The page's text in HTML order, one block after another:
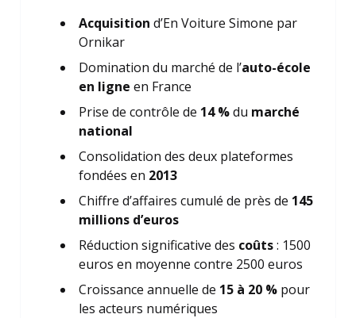
Acquisition d’En Voiture Simone par
Ornikar
Domination du marché de l’auto-école
en ligne en France
Prise de contrôle de 14 %du marché
national
Consolidation des deux plateformes
fondées en 2013
Chiffre d’affaires cumulé de près de 145
millions d’euros
Réduction significative des coûts: 1500
euros en moyenne contre 2500 euros
Croissance annuelle de 15 à 20 % pour
les acteurs numériques